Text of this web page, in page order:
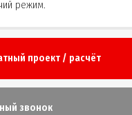
режим.
проект / расчёт
звонок